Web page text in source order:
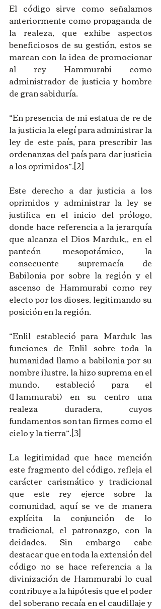
El código sirve como señalamos
anteriormente como propaganda de
la realeza, que exhibe aspectos
beneficiosos de su gestión, estos se
marcan con la idea de promocionar
al rey Hammurabi como
administrador de justicia y hombre
de gran sabiduría.
“En presencia de mi estatua de re de
la justicia la elegí para administrar la
ley de este país, para prescribir las
ordenanzas del país para dar justicia
a los oprimidos”.[2]
Este derecho a dar justicia a los
oprimidos y administrar la ley se
justifica en el inicio del prólogo,
donde hace referencia a la jerarquía
que alcanza el Dios Marduk,, en el
panteón mesopotámico, la
consecuente supremacía de
Babilonia por sobre la región y el
ascenso de Hammurabi como rey
electo por los dioses, legitimando su
posición en la región.
“Enlil estableció para Marduk las
funciones de Enlil sobre toda la
humanidad llamo a babilonia por su
nombre ilustre, la hizo suprema en el
mundo, estableció para el
(Hammurabi) en su centro una
realeza duradera, cuyos
fundamentos son tan firmes como el
cielo y la tierra”.[3]
La legitimidad que hace mención
este fragmento del código, refleja el
carácter carismático y tradicional
que este rey ejerce sobre la
comunidad, aquí se ve de manera
explícita la conjunción de lo
tradicional, el patronazgo, con la
deidades. Sin embargo cabe
destacar que en toda la extensión del
código no se hace referencia a la
divinización de Hammurabi lo cual
contribuye a la hipótesis que el poder
del soberano recaía en el caudillaje y